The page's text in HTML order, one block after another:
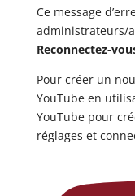
Ce message
administrateurs/
Reconnectez-
Pour créer un
YouTube en
YouTube pour
réglages et